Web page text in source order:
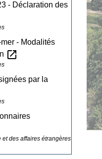
- Déclaration des
- Modalités
open_in_new
par la
des affaires étrangères